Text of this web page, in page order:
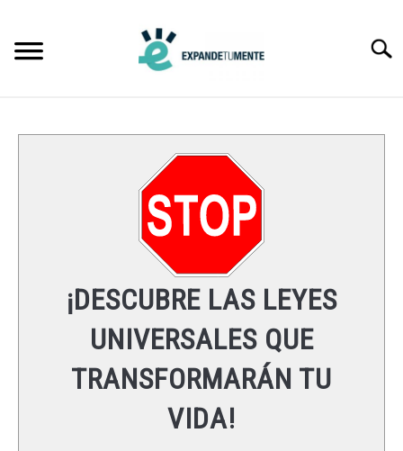
content
LEYES UNIVERSALES
RECURSOS
¡DESCUBRE LAS LEYES
UNIVERSALES QUE
TRANSFORMARÁN TU
VIDA!